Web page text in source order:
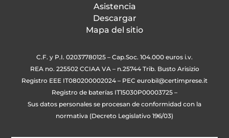
Asistencia
Descargar
Mapa del sitio
C.F. y P.I. 02037780125 – Cap.Soc. 104.000 euros i.v.
REA no. 225502 CCIAA VA – n.25744 Trib. Busto Arisizio
Registro EEE IT080200002024 – PEC eurobil@certimprese.it
Registro de baterías IT15030P00003725 –
Sus datos personales se procesan de conformidad con la
normativa (Decreto Legislativo 196/03)